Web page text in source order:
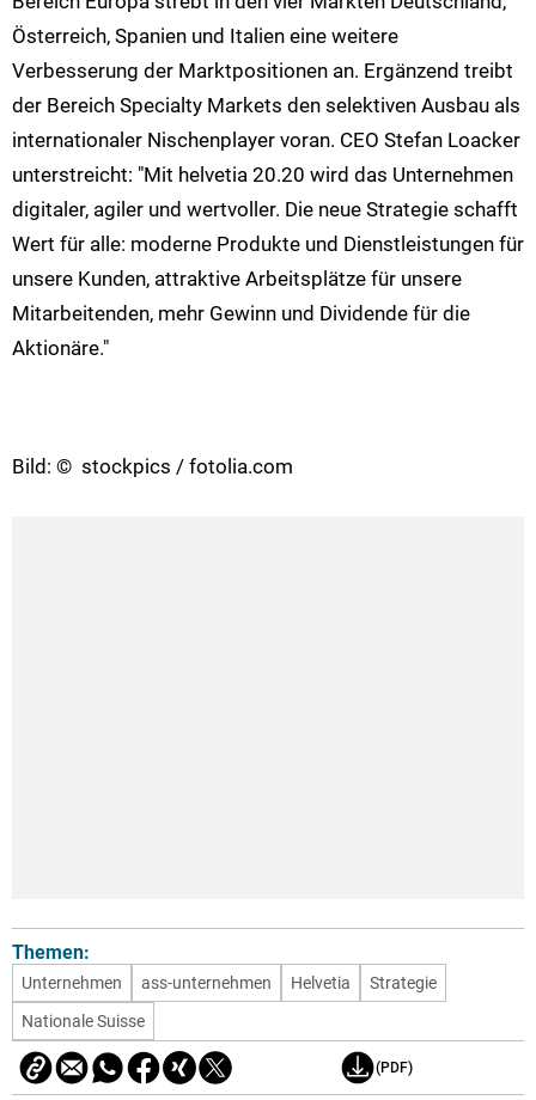
Österreich, Spanien und Italien eine weitere
Verbesserung der Marktpositionen an. Ergänzend treibt
der Bereich Specialty Markets den selektiven Ausbau als
internationaler Nischenplayer voran. CEO Stefan Loacker
unterstreicht: "Mit helvetia 20.20 wird das Unternehmen
digitaler, agiler und wertvoller. Die neue Strategie schafft
Wert für alle: moderne Produkte und Dienstleistungen für
unsere Kunden, attraktive Arbeitsplätze für unsere
Mitarbeitenden, mehr Gewinn und Dividende für die
Aktionäre."
Bild: © stockpics / fotolia.com
Themen:
Unternehmen ass-unternehmen Helvetia
Strategie
Nationale Suisse
(PDF)